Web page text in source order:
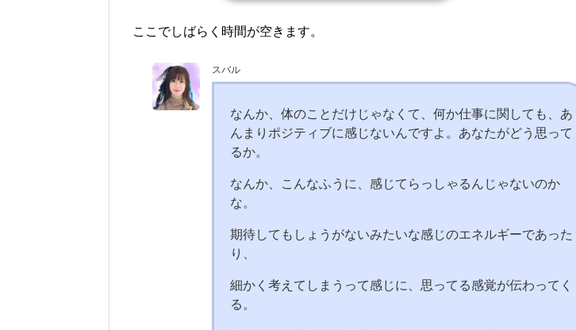
ここでしばらく時間が空きます。
スバル
なんか、体のことだけじゃなくて、何か仕事に関しても、あ
んまりポジティブに感じないんですよ。あなたがどう思って
るか。
なんか、こんなふうに、感じてらっしゃるんじゃないのか
な。
期待してもしょうがないみたいな感じのエネルギーであった
り、
細かく考えてしまうって感じに、思ってる感覚が伝わってく
る。